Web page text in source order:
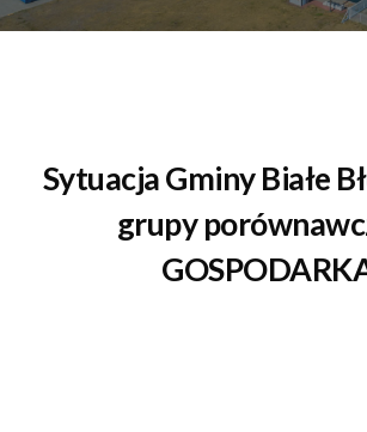
Sytuacja GminyBiałe
grupy